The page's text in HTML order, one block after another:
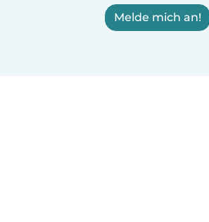
Melde mich an!